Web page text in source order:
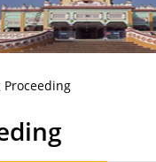
Proceeding